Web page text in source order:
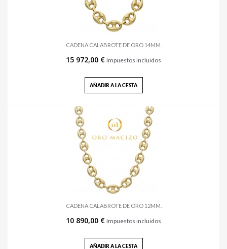
CADENA CALABROTE DE ORO 14MM.
15 972,00 € Impuestos incluidos
AÑADIR A LA CESTA
CADENA CALABROTE DE ORO 12MM.
10 890,00 € Impuestos incluidos
AÑADIR A LA CESTA